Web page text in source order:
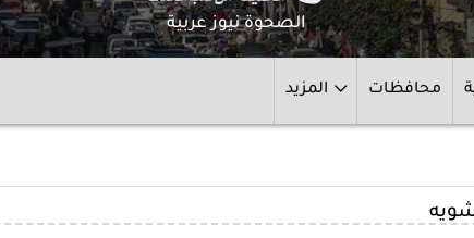
الصحوة نيوز عربية
محافظات المزيد